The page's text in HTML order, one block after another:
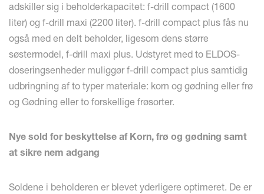
adskiller sig i beholderkapacitet: f-drill compact (1600
liter) og f-drill maxi (2200 liter). f-drill compact plus fås nu
også med en delt beholder, ligesom dens større
søstermodel, f-drill maxi plus. Udstyret med to ELDOS-
doseringsenheder muliggør f-drill compact plus samtidig
udbringning af to typer materiale: korn og gødning eller frø
og Gødning eller to forskellige frøsorter.
Nye sold for beskyttelse af Korn, frø og gødning samt
at sikre nem adgang
Soldene i beholderen er blevet yderligere optimeret. De er